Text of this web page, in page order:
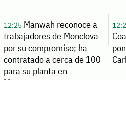
12:25Manwah reconoce a
trabajadores de Monclova
por su compromiso; ha
contratado a cerca de 100
para su planta en
Monterrey